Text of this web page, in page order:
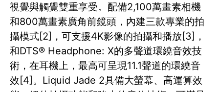
視覺與觸覺雙重享受。配備2,100萬畫素相機
和800萬畫素廣角前鏡頭，內建三款專業的拍
攝模式[2]，可支援4K影像的拍攝和播放[3]，
和DTS® Headphone: X的多聲道環繞音效技
術，在耳機上，最高可呈現11.1聲道的環繞音
效[4]。Liquid Jade 2具備大螢幕、高運算效